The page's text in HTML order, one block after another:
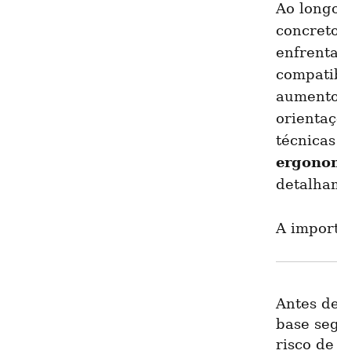
Ao
A
Antes
base
risco de